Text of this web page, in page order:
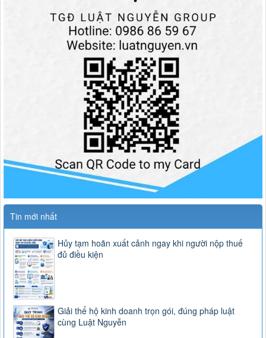
Tin mới nhất
Hủy tạm hoãn xuất cảnh ngay khi người nộp thuế
đủ điều kiện
Giải thể hộ kinh doanh trọn gói, đúng pháp luật
cùng Luật Nguyễn